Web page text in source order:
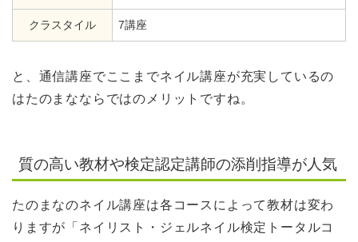
クラスタイル 7講座
と、通信講座でここまでネイル講座が充実しているの
はたのまなならではのメリットですね。
質の高い教材や検定認定講師の添削指導が人気
たのまなのネイル講座は各コースによって教材は変わ
りますが「ネイリスト・ジェルネイル検定トータルコ